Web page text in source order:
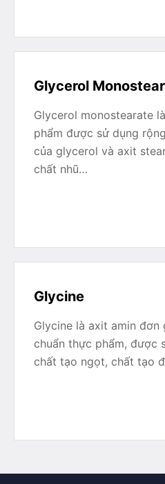
Glycerol
Glycerol monostearate
phẩm được sử dụng
của glycerol và axit
chất nhũ…
Glycine
Glycine là axit amin đơn
chuẩn thực phẩm, được
chất tạo ngọt, chất tạo